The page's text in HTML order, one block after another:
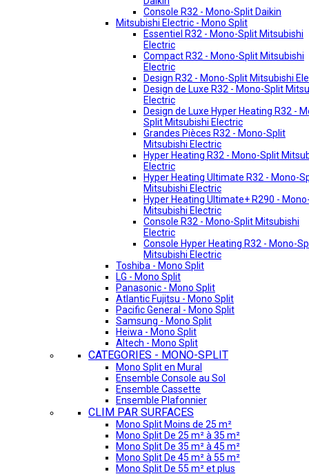
Console R32 - Mono-Split Daikin
Mitsubishi Electric - Mono Split
Essentiel R32 - Mono-Split Mitsubishi
Electric
Compact R32 - Mono-Split Mitsubishi
Electric
Design R32 - Mono-Split Mitsubishi
Design de Luxe R32 - Mono-Split
Electric
Design de Luxe Hyper Heating R32 -
Split Mitsubishi Electric
Grandes Pièces R32 - Mono-Split
Mitsubishi Electric
Hyper Heating R32 - Mono-Split
Electric
Hyper Heating Ultimate R32 - Mono-
Mitsubishi Electric
Hyper Heating Ultimate+ R290 -
Mitsubishi Electric
Console R32 - Mono-Split Mitsubishi
Electric
Console Hyper Heating R32 - Mono-
Mitsubishi Electric
Toshiba - Mono Split
LG - Mono Split
Panasonic - Mono Split
Atlantic Fujitsu - Mono Split
Pacific General - Mono Split
Samsung - Mono Split
Heiwa - Mono Split
Altech - Mono Split
CATEGORIES - MONO-SPLIT
Mono Split en Mural
Ensemble Console au Sol
Ensemble Cassette
Ensemble Plafonnier
CLIM PAR SURFACES
Mono Split Moins de 25 m²
Mono Split De 25 m² à 35 m²
Mono Split De 35 m² à 45 m²
Mono Split De 45 m² à 55 m²
Mono Split De 55 m² et plus